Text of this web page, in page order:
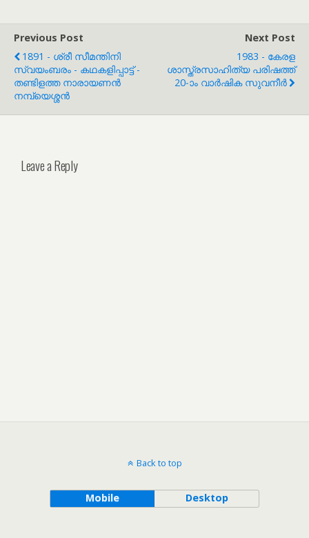
Previous Post
1891 - ശ്രീ സീമന്തിനി
സ്വയം‌ബരം - കഥകളിപ്പാട്ട് -
തണ്ടിളത്ത നാരായണൻ
നമ്പ്യെശ്ശൻ
Next Post
1983 - കേരള
ശാസ്ത്രസാഹിത്യ പരിഷത്ത്
20-ാം വാർഷിക സുവനീർ
Leave a Reply
Back to top
Mobile Desktop